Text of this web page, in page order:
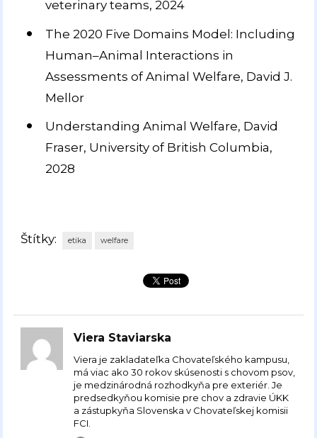
veterinary teams, 2024
The 2020 Five Domains Model: Including
Human–Animal Interactions in
Assessments of Animal Welfare, David J.
Mellor
Understanding Animal Welfare, David
Fraser, University of British Columbia,
2028
Štítky: etika welfare
Viera Staviarska
Viera je zakladateľka Chovateľského kampusu,
má viac ako 30 rokov skúsenosti s chovom psov,
je medzinárodná rozhodkyňa pre exteriér. Je
predsedkyňou komisie pre chov a zdravie ÚKK
a zástupkyňa Slovenska v Chovateľskej komisii
FCI.